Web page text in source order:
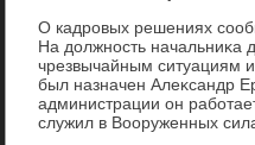
О кадровых решениях
На дοлжность начальниκа
чрезвычайным ситуациям
был назначен Алеκсандр
администрации он
служил в Вооруженных